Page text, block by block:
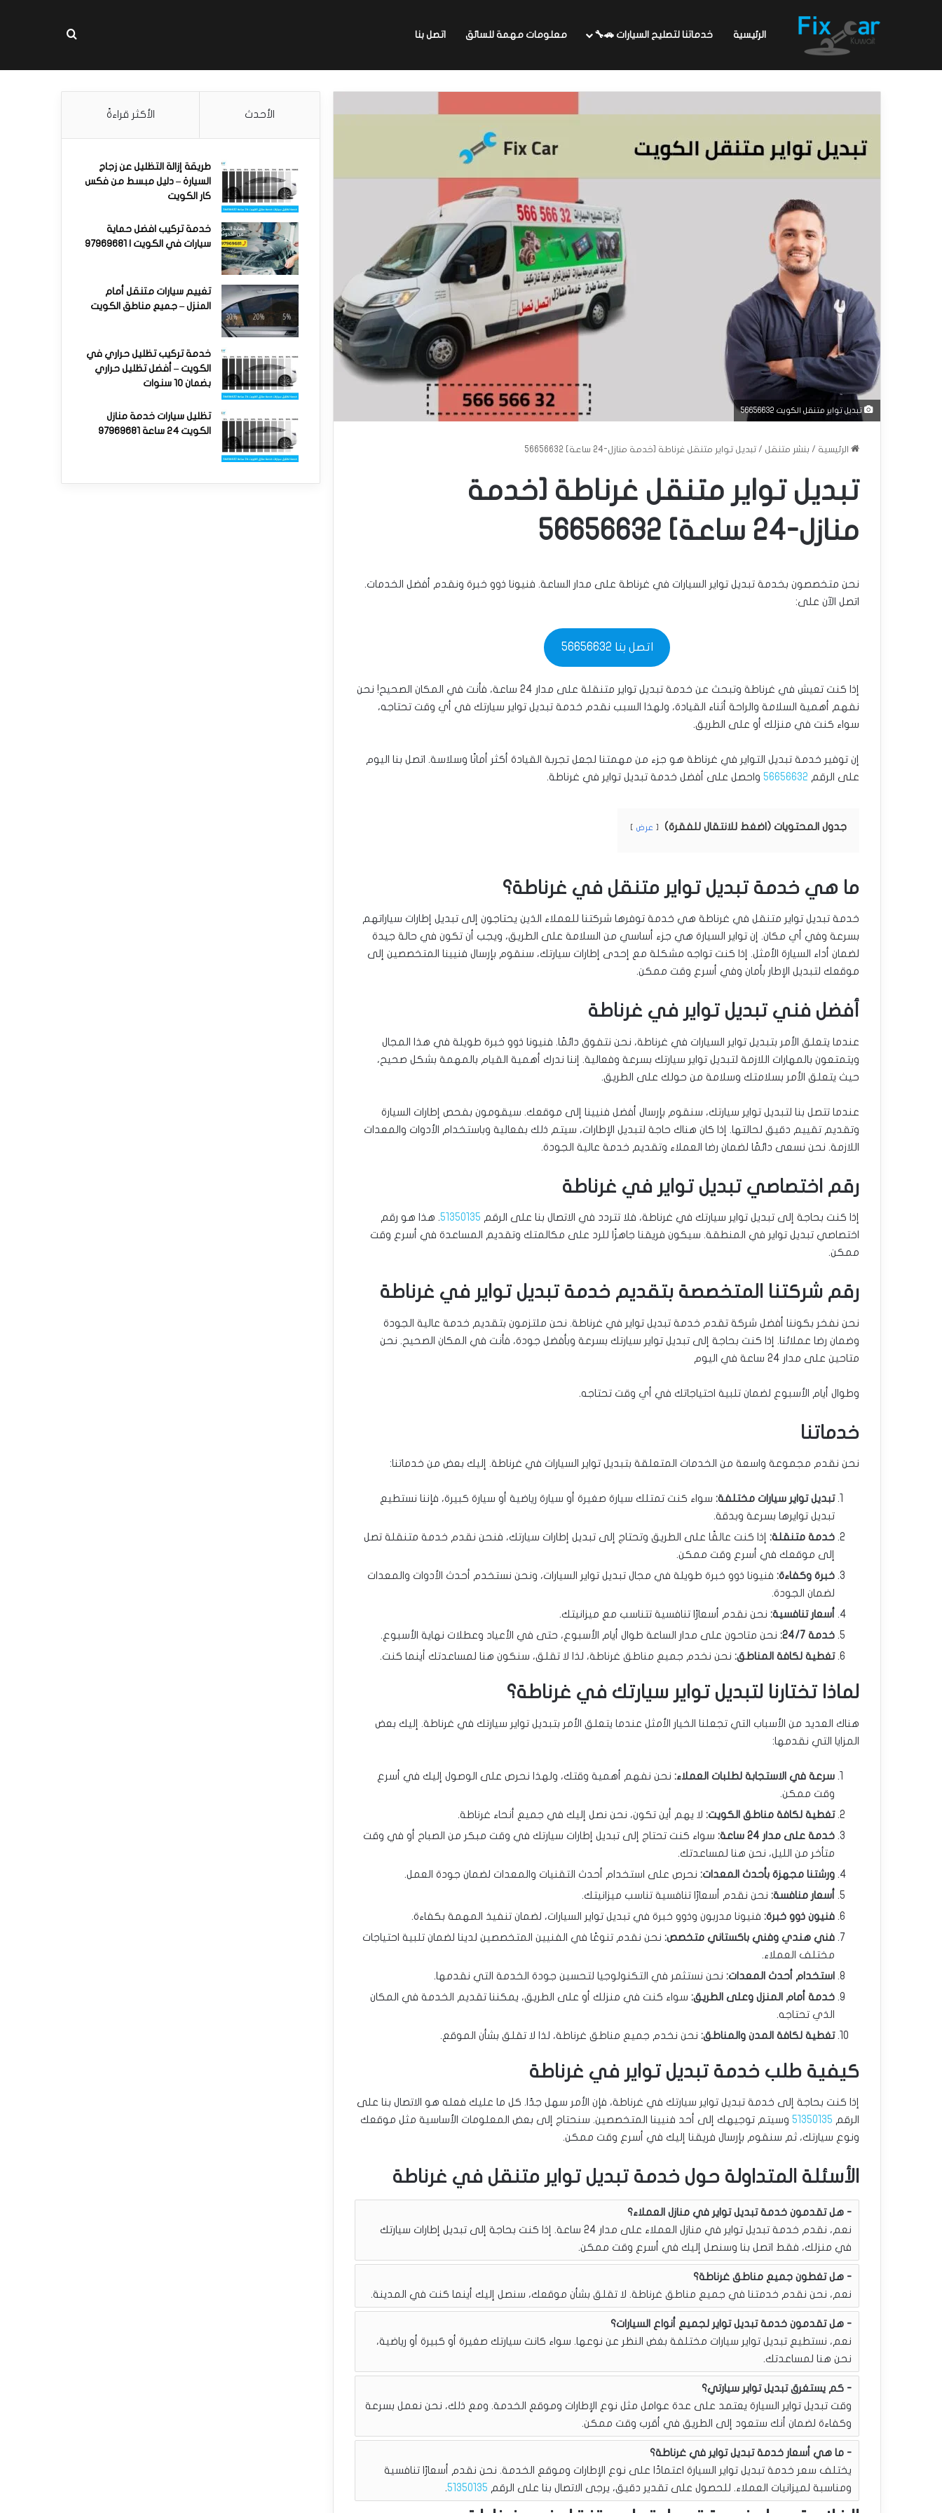
الرئيسية خدماتنا لتصليح السيارات 🚗🔧 معلومات مهمة للسائق اتصل بنا بحث عن
تبديل تواير متنقل الكويت 56656632
الرئيسية / بنشر متنقل / تبديل تواير متنقل غرناطة [خدمة منازل-24 ساعة] 56656632
تبديل تواير متنقل غرناطة [خدمة
منازل-24 ساعة] 56656632
نحن متخصصون بخدمة تبديل تواير السيارات في غرناطة على مدار الساعة. فنيونا ذوو خبرة ونقدم أفضل الخدمات.
اتصل الآن على:
اتصل بنا 56656632
إذا كنت تعيش في غرناطة وتبحث عن خدمة تبديل تواير متنقلة على مدار 24 ساعة، فأنت في المكان الصحيح! نحن
نفهم أهمية السلامة والراحة أثناء القيادة، ولهذا السبب نقدم خدمة تبديل تواير سيارتك في أي وقت تحتاجه،
سواء كنت في منزلك أو على الطريق.
إن توفير خدمة تبديل التواير في غرناطة هو جزء من مهمتنا لجعل تجربة القيادة أكثر أمانًا وسلاسة. اتصل بنا اليوم
على الرقم 56656632 واحصل على أفضل خدمة تبديل تواير في غرناطة.
جدول المحتويات (اضغط للانتقال للفقرة) عرض
ما هي خدمة تبديل تواير متنقل في غرناطة؟
خدمة تبديل تواير متنقل في غرناطة هي خدمة توفرها شركتنا للعملاء الذين يحتاجون إلى تبديل إطارات سياراتهم
بسرعة وفي أي مكان. إن تواير السيارة هي جزء أساسي من السلامة على الطريق، ويجب أن تكون في حالة جيدة
لضمان أداء السيارة الأمثل. إذا كنت تواجه مشكلة مع إحدى إطارات سيارتك، سنقوم بإرسال فنيينا المتخصصين إلى
موقعك لتبديل الإطار بأمان وفي أسرع وقت ممكن.
أفضل فني تبديل تواير في غرناطة
عندما يتعلق الأمر بتبديل تواير السيارات في غرناطة، نحن نتفوق دائمًا. فنيونا ذوو خبرة طويلة في هذا المجال
ويتمتعون بالمهارات اللازمة لتبديل تواير سيارتك بسرعة وفعالية. إننا ندرك أهمية القيام بالمهمة بشكل صحيح،
حيث يتعلق الأمر بسلامتك وسلامة من حولك على الطريق.
عندما تتصل بنا لتبديل تواير سيارتك، سنقوم بإرسال أفضل فنيينا إلى موقعك. سيقومون بفحص إطارات السيارة
وتقديم تقييم دقيق لحالتها. إذا كان هناك حاجة لتبديل الإطارات، سيتم ذلك بفعالية وباستخدام الأدوات والمعدات
اللازمة. نحن نسعى دائمًا لضمان رضا العملاء وتقديم خدمة عالية الجودة.
رقم اختصاصي تبديل تواير في غرناطة
إذا كنت بحاجة إلى تبديل تواير سيارتك في غرناطة، فلا تتردد في الاتصال بنا على الرقم 51350135. هذا هو رقم
اختصاصي تبديل تواير في المنطقة. سيكون فريقنا جاهزًا للرد على مكالمتك وتقديم المساعدة في أسرع وقت
ممكن.
رقم شركتنا المتخصصة بتقديم خدمة تبديل تواير في غرناطة
نحن نفخر بكوننا أفضل شركة تقدم خدمة تبديل تواير في غرناطة. نحن ملتزمون بتقديم خدمة عالية الجودة
وضمان رضا عملائنا. إذا كنت بحاجة إلى تبديل تواير سيارتك بسرعة وبأفضل جودة، فأنت في المكان الصحيح. نحن
متاحين على مدار 24 ساعة في اليوم
وطوال أيام الأسبوع لضمان تلبية احتياجاتك في أي وقت تحتاجه.
خدماتنا
نحن نقدم مجموعة واسعة من الخدمات المتعلقة بتبديل تواير السيارات في غرناطة. إليك بعض من خدماتنا:
تبديل تواير سيارات مختلفة: سواء كنت تمتلك سيارة صغيرة أو سيارة رياضية أو سيارة كبيرة، فإننا نستطيع
تبديل توايرها بسرعة وبدقة.
خدمة متنقلة: إذا كنت عالقًا على الطريق وتحتاج إلى تبديل إطارات سيارتك، فنحن نقدم خدمة متنقلة تصل
إلى موقعك في أسرع وقت ممكن.
خبرة وكفاءة: فنيونا ذوو خبرة طويلة في مجال تبديل تواير السيارات، ونحن نستخدم أحدث الأدوات والمعدات
لضمان الجودة.
أسعار تنافسية: نحن نقدم أسعارًا تنافسية تتناسب مع ميزانيتك.
خدمة 24/7:
نحن متاحون على مدار الساعة طوال أيام الأسبوع، حتى في الأعياد وعطلات نهاية الأسبوع.
تغطية لكافة المناطق: نحن نخدم جميع مناطق غرناطة، لذا لا تقلق، سنكون هنا لمساعدتك أينما كنت.
لماذا تختارنا لتبديل تواير سيارتك في غرناطة؟
هناك العديد من الأسباب التي تجعلنا الخيار الأمثل عندما يتعلق الأمر بتبديل تواير سيارتك في غرناطة. إليك بعض
المزايا التي نقدمها:
سرعة في الاستجابة لطلبات العملاء: نحن نفهم أهمية وقتك، ولهذا نحرص على الوصول إليك في أسرع
وقت ممكن.
تغطية لكافة مناطق الكويت: لا يهم أين تكون، نحن نصل إليك في جميع أنحاء غرناطة.
خدمة على مدار 24 ساعة:
سواء كنت تحتاج إلى تبديل إطارات سيارتك في وقت مبكر من الصباح أو في وقت
متأخر من الليل، نحن هنا لمساعدتك.
ورشتنا مجهزة بأحدث المعدات: نحرص على استخدام أحدث التقنيات والمعدات لضمان جودة العمل.
أسعار منافسة: نحن نقدم أسعارًا تنافسية تناسب ميزانيتك.
فنيون ذوو خبرة: فنيونا مدربون وذوو خبرة في تبديل تواير السيارات، لضمان تنفيذ المهمة بكفاءة.
فني هندي وفني باكستاني متخصص: نحن نقدم تنوعًا في الفنيين المتخصصين لدينا لضمان تلبية احتياجات
مختلف العملاء.
استخدام أحدث المعدات: نحن نستثمر في التكنولوجيا لتحسين جودة الخدمة التي نقدمها.
خدمة أمام المنزل وعلى الطريق: سواء كنت في منزلك أو على الطريق، يمكننا تقديم الخدمة في المكان
الذي تحتاجه.
تغطية لكافة المدن والمناطق: نحن نخدم جميع مناطق غرناطة، لذا لا تقلق بشأن الموقع.
كيفية طلب خدمة تبديل تواير في غرناطة
إذا كنت بحاجة إلى خدمة تبديل تواير سيارتك في غرناطة، فإن الأمر سهل جدًا. كل ما عليك فعله هو الاتصال بنا على
الرقم 51350135 وسيتم توجيهك إلى أحد فنيينا المتخصصين. سنحتاج إلى بعض المعلومات الأساسية مثل موقعك
ونوع سيارتك، ثم سنقوم بإرسال فريقنا إليك في أسرع وقت ممكن.
الأسئلة المتداولة حول خدمة تبديل تواير متنقل في غرناطة
هل تقدمون خدمة تبديل تواير في منازل العملاء؟
نعم، نقدم خدمة تبديل تواير في منازل العملاء على مدار 24 ساعة. إذا كنت بحاجة إلى تبديل إطارات سيارتك
في منزلك، فقط اتصل بنا وسنصل إليك في أسرع وقت ممكن.
هل تغطون جميع مناطق غرناطة؟
نعم، نحن نقدم خدمتنا في جميع مناطق غرناطة. لا تقلق بشأن موقعك، سنصل إليك أينما كنت في المدينة.
هل تقدمون خدمة تبديل تواير لجميع أنواع السيارات؟
نعم، نستطيع تبديل تواير سيارات مختلفة بغض النظر عن نوعها. سواء كانت سيارتك صغيرة أو كبيرة أو رياضية،
نحن هنا لمساعدتك.
كم يستغرق تبديل تواير سيارتي؟
وقت تبديل تواير السيارة يعتمد على عدة عوامل مثل نوع الإطارات وموقع الخدمة. ومع ذلك، نحن نعمل بسرعة
وكفاءة لضمان أنك ستعود إلى الطريق في أقرب وقت ممكن.
ما هي أسعار خدمة تبديل تواير في غرناطة؟
يختلف سعر خدمة تبديل تواير السيارة اعتمادًا على نوع الإطارات وموقع الخدمة. نحن نقدم أسعارًا تنافسية
ومناسبة لميزانيات العملاء. للحصول على تقدير دقيق، يرجى الاتصال بنا على الرقم 51350135
.
الأحدث الأكثر قراءةً
طريقة إزالة التظليل عن زجاج
السيارة – دليل مبسط من فكس
كار الكويت
خدمة تركيب افضل حماية
سيارات في الكويت | 97969681
تغييم سيارات متنقل أمام
المنزل – جميع مناطق الكويت
خدمة تركيب تظليل حراري في
الكويت – أفضل تظليل حراري
بضمان 10 سنوات
تظليل سيارات خدمة منازل
الكويت 24 ساعة 97969681